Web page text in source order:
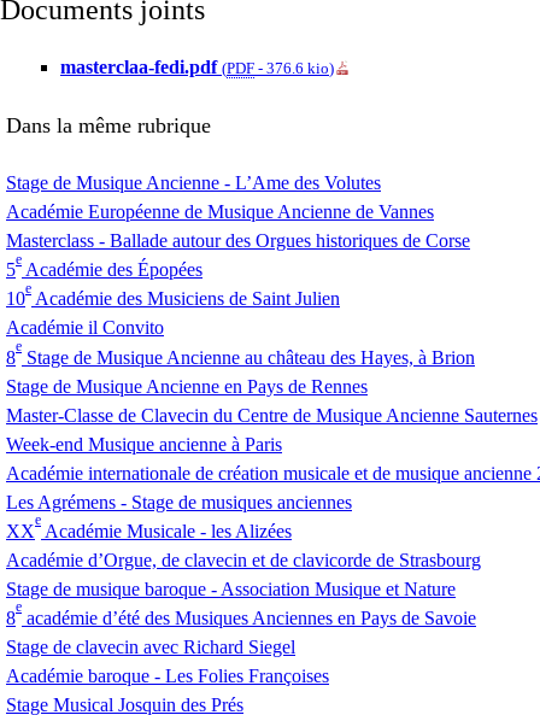
Documents joints
masterclaa-fedi.pdf (PDF - 376.6 kio)
Dans la même rubrique
Stage de Musique Ancienne - L’Ame des Volutes
Académie Européenne de Musique Ancienne de Vannes
Masterclass - Ballade autour des Orgues historiques de Corse
5
e
Académie des Épopées
10
e
Académie des Musiciens de Saint Julien
Académie il Convito
8
e
Stage de Musique Ancienne au château des Hayes, à Brion
Stage de Musique Ancienne en Pays de Rennes
Master-Classe de Clavecin du Centre de Musique Ancienne Sauternes
Week-end Musique ancienne à Paris
Académie internationale de création musicale et de musique ancienne
Les Agrémens - Stage de musiques anciennes
XX
e
Académie Musicale - les Alizées
Académie d’Orgue, de clavecin et de clavicorde de Strasbourg
Stage de musique baroque - Association Musique et Nature
8
e
académie d’été des Musiques Anciennes en Pays de Savoie
Stage de clavecin avec Richard Siegel
Académie baroque - Les Folies Françoises
Stage Musical Josquin des Prés